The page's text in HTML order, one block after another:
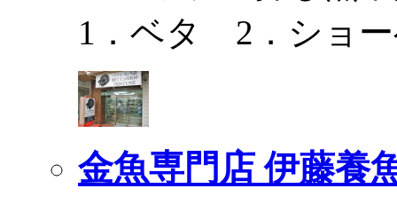
1．ベタ 2．ショ
金魚専門店 伊藤養